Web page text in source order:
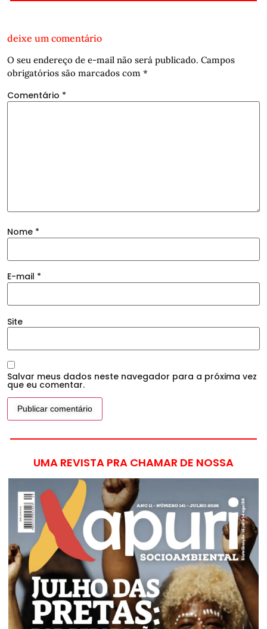
deixe um comentário
O seu endereço de e-mail não será publicado. Campos
obrigatórios são marcados com *
Comentário *
Nome *
E-mail *
Site
Salvar meus dados neste navegador para a próxima vez
que eu comentar.
UMA REVISTA PRA CHAMAR DE NOSSA